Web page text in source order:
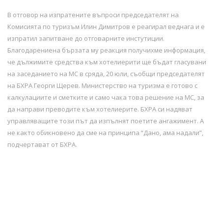
В отговор на изпратените въпроси председателят на
Комисията по туризъм Илин Димитров е реагирал веднага и е
изпратил запитване до отговарните инстутиции.
Благодарениена бързата му реакция получихме информация,
че дължимите средства към хотелиерити ще бъдат гласувани
на заседанието на МС в сряда, 20 юли, съобщи председателят
на БХРА Георги Щерев. Министерство на туризма е готово с
калкулациите и сметките и само чака това решение на МС, за
да направи преводите към хотелиерите. БХРА си надяват
управляващите този път да изпълнят поетите ангажимент. А
не както обикновено да сме на принципа “Дано, ама надали”,
подчертават от БХРА.